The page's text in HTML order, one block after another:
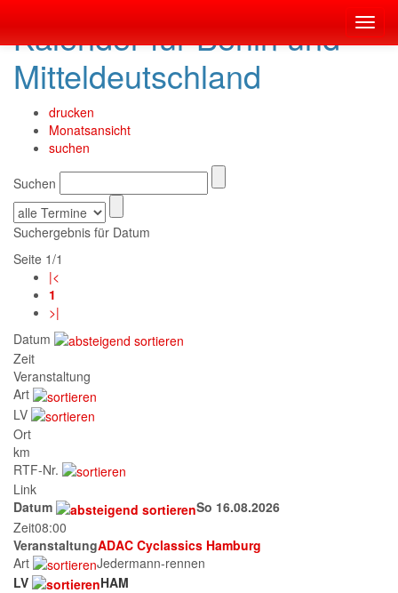
Kalender für Berlin und
Mitteldeutschland
drucken
Monatsansicht
suchen
Suchen
Suchergebnis für Datum
Seite 1/1
|<
1
>|
Datum
Zeit
Veranstaltung
Art
LV
Ort
km
RTF-Nr.
Link
Datum
So 16.08.2026
Zeit08:00
VeranstaltungADAC Cyclassics Hamburg
Art
Jedermann-rennen
LV
HAM